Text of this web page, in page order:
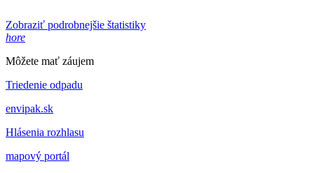
Zobraziť podrobnejšie štatistiky
hore
Môžete mať záujem
Triedenie odpadu
envipak.sk
Hlásenia rozhlasu
mapový portál